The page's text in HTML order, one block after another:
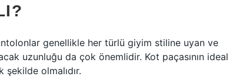
genellikle her türlü giyim stiline uyan ve
uzunluğu da çok önemlidir. Kot paçasının ideal
şekilde olmalıdır.